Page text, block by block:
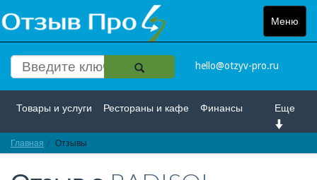
Меню
Toggle
hello@otzyv-pro.ru
Еще
Товары и услуги Рестораны и кафе Финансы
Красота и здоровье
Главная Отзывы